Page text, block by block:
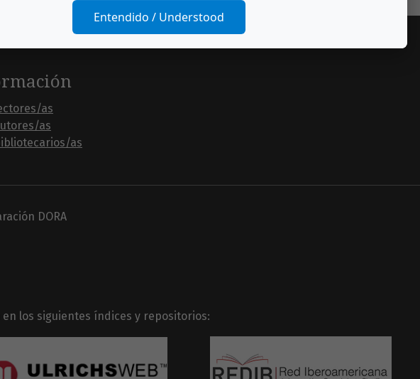
as
as
as
DORA
los siguientes índices y repositorios:
Entendido / Understood